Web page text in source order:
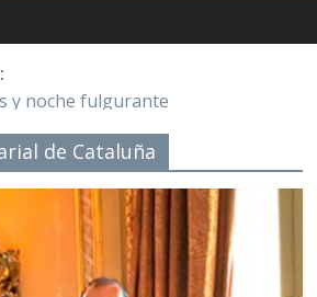
y noche fulgurante
el maíz a la humanidad
de la Cruz: Salvador Dalí
UNA MUJER ENAMORADA
minuto
de Cataluña